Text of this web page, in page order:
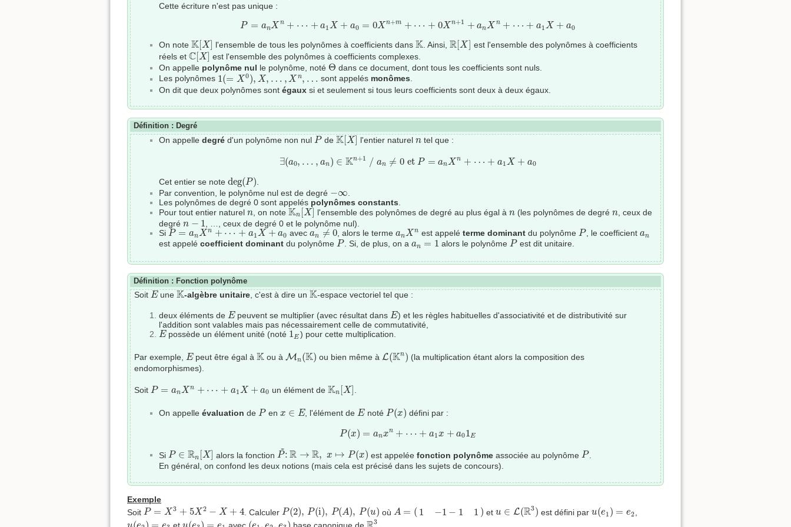
Cette écriture n'est pas unique :
P = anX n + ⋯ + a1 X + a0 = 0X n+m + ⋯ + 0X n+1 + anX n + ⋯ + a1 X + a0
P +a 0 Xn +m n +1+ a +⋯+
On note K X
K[X] l'ensemble de tous les polynômes à coefficients dans K
K . Ainsi, R [X
R[X] est l'ensemble des polynômes à coefficients
réels et C X
C[X] est l'ensemble des polynômes à coefficients complexes.
On appelle polynôme nul le polynôme, noté Θ
Θ dans ce document, dont tous les coefficients sont nuls.
Les polynômes 1(= X 0), X, … , X n, …
1(=X0),X ,…,Xn,…
sont appelés monômes.
On dit que deux polynômes sont égaux si et seulement si tous leurs coefficients sont deux à deux égaux.
Définition : Degré
On appelle degré d'un polynôme non nul P
Pde K[ X
K[X] l'entier natureln
n tel que :
∃(a0, … , an ) ∈ Kn+1 / an ≠ 0 et P = anX n + ⋯ + a1X + a0
… an)∈K n a etP n+ 0
Cet entier se note deg(P)
deg(P)
Par convention, le polynôme nul est de degré −∞
∞
Les polynômes de degré 0 sont appelés polynômes constants
Pour tout entier naturel n
n , on note Kn [X]
Kn[X] l'ensemble des polynômes de degré au plus égal àn
n (les polynômes de degrén
n , ceux de
degré n − 1
n
, …, ceux de degré 0 et le polynôme nul).
Si P = anX n + ⋯ + a1 X + a0
P= anX n+⋯+a1X+a0 avecan ≠ 0
an≠0 , alors le termeanX n
a Xn est appeléterme dominant du polynôme P
P , le coefficientan
a
est appelé coefficient dominant du polynôme P
P. Si, de plus, on a an = 1
a =1 alors le polynôme P
Pest dit unitaire.
Définition : Fonction polynôme
Soit E
Eune K
K-algèbre unitaire , c'est à dire un K
K-espace vectoriel tel que :
deux éléments de E
Epeuvent se multiplier (avec résultat dansE
E) et les règles habituelles d'associativité et de distributivité sur
l'addition sont valables mais pas nécessairement celle de commutativité,
E
Epossède un élément unité (noté 1E
1E) pour cette multiplication.
Par exemple, E
Epeut être égal à K
K ou à Mn(K)
M n K) ou bien même à L(Kn)
L(Kn) (la multiplication étant alors la composition des
endomorphismes).
Soit P = anX n + ⋯ + a1X + a0
P= n+⋯ + un élément de Kn [X]
Kn [X]
On appelle évaluation de P
Pen x ∈ E
x∈E , l'élément deE
Enoté P(x)
P(x ) défini par :
P(x) = anxn + ⋯ + a1x + a01E
P( x + a 0
Si P ∈ Rn X
P∈Rn X] alors la fonction
~
P: R → R, x ↦ P(x)
P~:R R, )
est appelée fonction polynômeassociée au polynôme P
P.
En général, on confond les deux notions (mais cela est précisé dans les sujets de concours).
Exemple
Soit P = X 3 + 5X 2 − X + 4
P=X 3+5 X 2−X+
. Calculer P(2), P(i), P(A), P(u)
P(2), P(i),P A) P( ) où A = ( 1 −1 − 1 1 )
A −1 ) et u ∈ L(R3)
(R3)
est défini par u(e1 ) = e2
(e 1)
(e 2) et (e 3) avec (e 3)base canonique de 3
R3